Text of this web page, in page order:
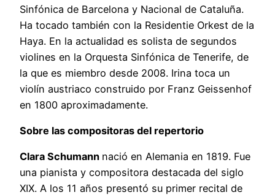
Sinfónica de Barcelona y Nacional de Cataluña.
Ha tocado también con la Residentie Orkest de la
Haya. En la actualidad es solista de segundos
violines en la Orquesta Sinfónica de Tenerife, de
la que es miembro desde 2008. Irina toca un
violín austriaco construido por Franz Geissenhof
en 1800 aproximadamente.
Sobre las compositoras del repertorio
Clara Schumann nació en Alemania en 1819. Fue
una pianista y compositora destacada del siglo
XIX. A los 11 años presentó su primer recital de